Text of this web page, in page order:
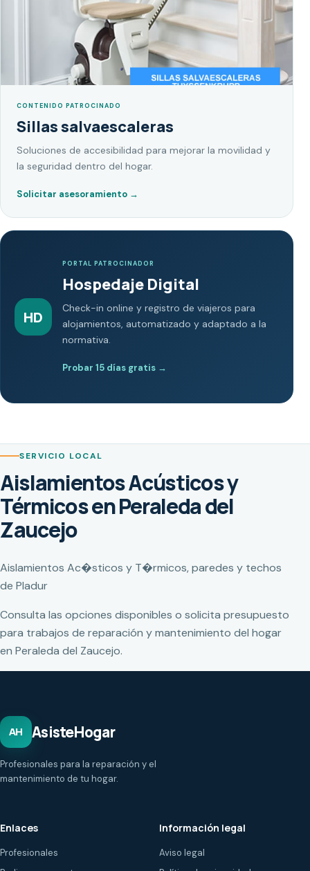
CONTENIDO PATROCINADO
Sillas salvaescaleras
Soluciones de accesibilidad para mejorar la movilidad y
la seguridad dentro del hogar.
Solicitar asesoramiento →
HD
PORTAL PATROCINADOR
Hospedaje Digital
Check-in online y registro de viajeros para
alojamientos, automatizado y adaptado a la
normativa.
Probar 15 días gratis →
SERVICIO LOCAL
Aislamientos Acústicos y
Térmicos en Peraleda del
Zaucejo
Aislamientos Ac�sticos y T�rmicos, paredes y techos
de Pladur
Consulta las opciones disponibles o solicita presupuesto
para trabajos de reparación y mantenimiento del hogar
en Peraleda del Zaucejo.
AH AsisteHogar
Profesionales para la reparación y el
mantenimiento de tu hogar.
Enlaces
Profesionales
Información legal
Aviso legal